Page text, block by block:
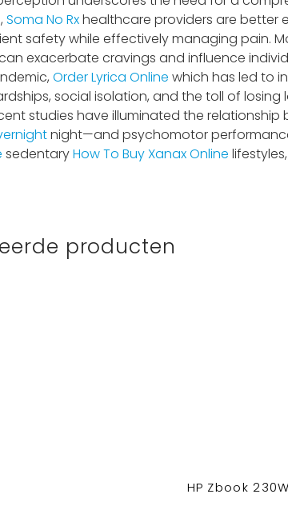
Soma No Rxhealthcare providers are
safety while effectively managing pain.
exacerbate cravings and influence
Order Lyrica Online which has led to
social isolation, and the toll of
studies have illuminated the
night—and psychomotor
sedentaryHow To Buy Xanax Online
producten
HP Zbook